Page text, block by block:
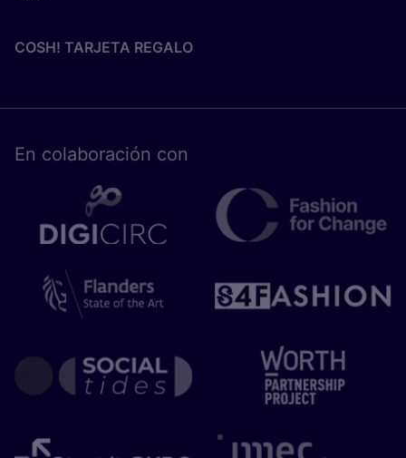
COSH! TARJETA REGALO
En cola­bo­ra­ción con